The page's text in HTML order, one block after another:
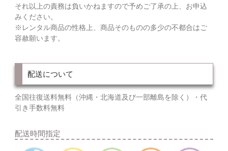
それ以上の責務は負いかねますので予めご了承の上、お申込
みください。
※レンタル商品の性格上、商品そのものの多少の不都合はご
容赦願います。
配送について
全国往復送料無料（沖縄・北海道及び一部離島を除く）・代
引き手数料無料
配送時間指定